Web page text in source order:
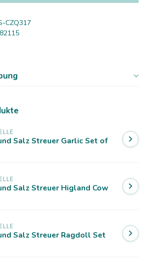
CZQ317
Salz Streuer Garlic Set of
Salz Streuer Higland Cow
Salz Streuer Ragdoll Set